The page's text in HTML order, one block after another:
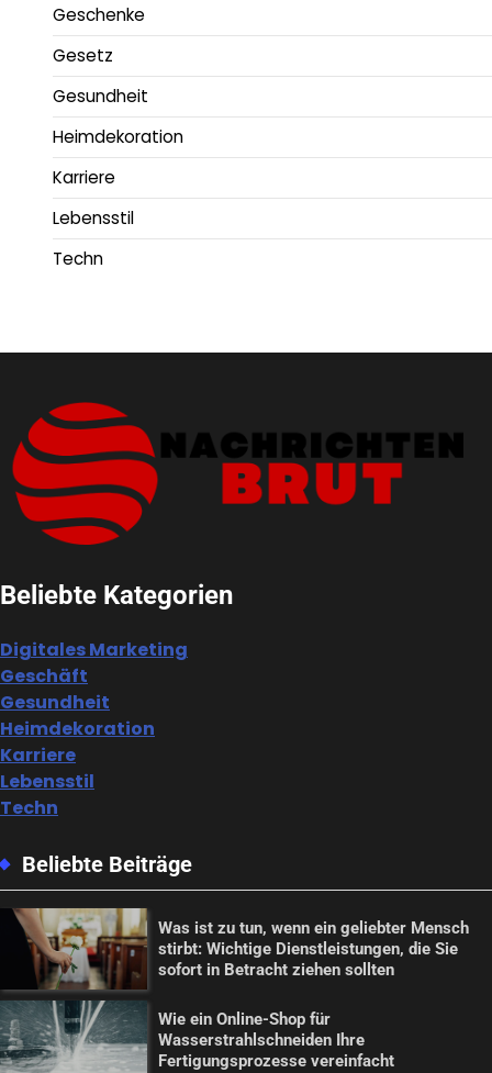
Geschenke
Gesetz
Gesundheit
Heimdekoration
Karriere
Lebensstil
Techn
Beliebte Kategorien
Digitales Marketing
Geschäft
Gesundheit
Heimdekoration
Karriere
Lebensstil
Techn
Beliebte Beiträge
Was ist zu tun, wenn ein geliebter Mensch
stirbt: Wichtige Dienstleistungen, die Sie
sofort in Betracht ziehen sollten
Wie ein Online-Shop für
Wasserstrahlschneiden Ihre
Fertigungsprozesse vereinfacht